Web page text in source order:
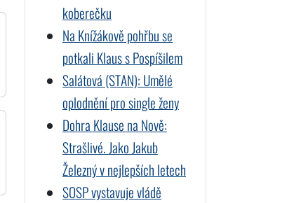
koberečku
Na Knížákově pohřbu se
potkali Klaus s Pospíšilem
Salátová (STAN): Umělé
oplodnění pro single ženy
Dohra Klause na Nově:
Strašlivé. Jako Jakub
Železný v nejlepších letech
SOSP vystavuje vládě